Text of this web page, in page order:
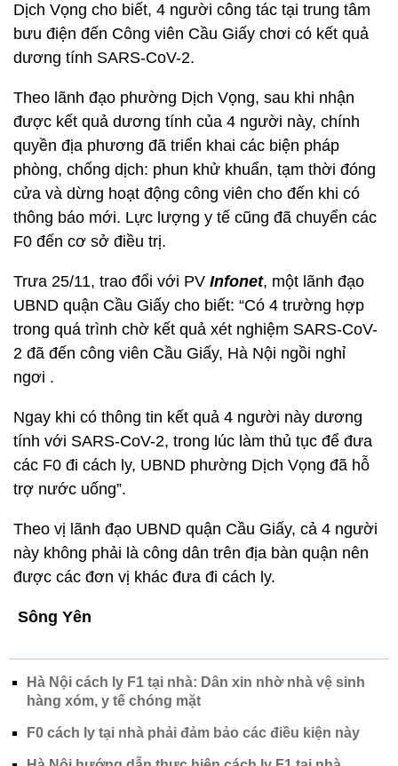
Dịch Vọng cho biết, 4 người công tác tại trung tâm
bưu điện đến Công viên Cầu Giấy chơi có kết quả
dương tính SARS-CoV-2.
Theo lãnh đạo phường Dịch Vọng, sau khi nhận
được kết quả dương tính của 4 người này, chính
quyền địa phương đã triển khai các biện pháp
phòng, chống dịch: phun khử khuẩn, tạm thời đóng
cửa và dừng hoạt động công viên cho đến khi có
thông báo mới. Lực lượng y tế cũng đã chuyển các
F0 đến cơ sở điều trị.
Trưa 25/11, trao đổi với PV Infonet, một lãnh đạo
UBND quận Cầu Giấy cho biết: “Có 4 trường hợp
trong quá trình chờ kết quả xét nghiệm SARS-CoV-
2 đã đến công viên Cầu Giấy, Hà Nội ngồi nghỉ
ngơi .
Ngay khi có thông tin kết quả 4 người này dương
tính với SARS-CoV-2, trong lúc làm thủ tục để đưa
các F0 đi cách ly, UBND phường Dịch Vọng đã hỗ
trợ nước uống”.
Theo vị lãnh đạo UBND quận Cầu Giấy, cả 4 người
này không phải là công dân trên địa bàn quận nên
được các đơn vị khác đưa đi cách ly.
Sông Yên
Hà Nội cách ly F1 tại nhà: Dân xin nhờ nhà vệ sinh
hàng xóm, y tế chóng mặt
F0 cách ly tại nhà phải đảm bảo các điều kiện này